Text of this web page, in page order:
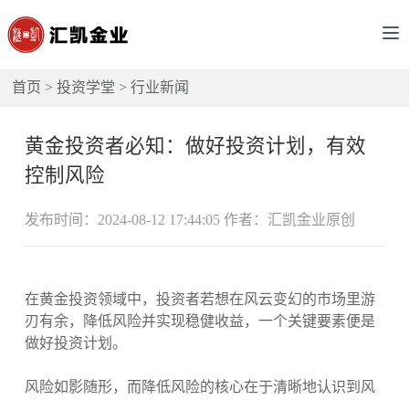
首页 >投资学堂 >行业新闻
黄金投资者必知：做好投资计划，有效
控制风险
发布时间：2024-08-12 17:44:05 作者：汇凯金业原创
在黄金投资领域中，投资者若想在风云变幻的市场里游
刃有余，降低风险并实现稳健收益，一个关键要素便是
做好投资计划。
风险如影随形，而降低风险的核心在于清晰地认识到风